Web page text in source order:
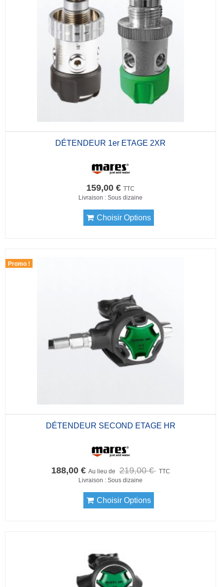
DÉTENDEUR 1er ETAGE 2XR
159,00 € TTC
Livraison : Sous dizaine
Choisir Options
Promo !
DÉTENDEUR SECOND ETAGE HR
188,00 € Au lieu de 219,00 € TTC
Livraison : Sous dizaine
Choisir Options